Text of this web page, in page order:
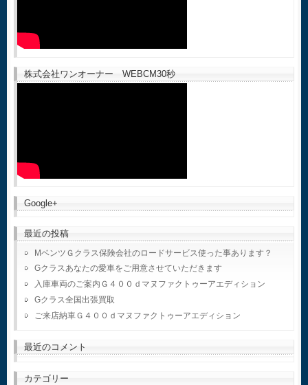
株式会社ワンオーナー WEBCM30秒
Google+
最近の投稿
MベンツＧクラス保険会社のロードサービス使った事あります？
Gクラスあなたの愛車をご用意させていただきます
入庫車両のご案内Ｇ４００ｄマヌファクトゥーアエディション
Gクラス全国出張買取
ご来店納車Ｇ４００ｄマヌファクトゥーアエディション
最近のコメント
カテゴリー